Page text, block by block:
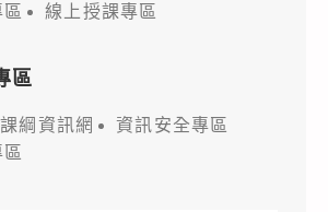
線上授課專區
區
綱資訊網
資訊安全專區